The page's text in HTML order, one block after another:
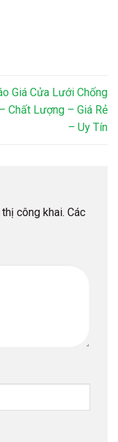
Giá Cửa Lưới Chống
Chất Lượng – Giá Rẻ
– Uy Tín
công khai. Các